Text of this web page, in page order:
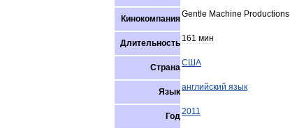
КинокомпанияGentle Machine Productions
Длительность 161 мин
СтранаСША
Языканглийский язык
Год2011